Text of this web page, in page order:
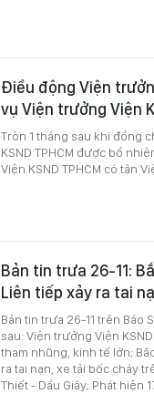
Điều động Viện
vụ Viện trưởng Viện
Tròn 1 tháng sau khi đồng
KSND TPHCM được bổ
Viện KSND TPHCM có tân
Bản tin trưa 26-11:
Liên tiếp xảy ra tai
Bản tin trưa 26-11 trên Báo
sau: Viện trưởng Viện
tham nhũng, kinh tế lớn;
ra tai nạn, xe tải bốc cháy
Thiết - Dầu Giây; Phát hiện